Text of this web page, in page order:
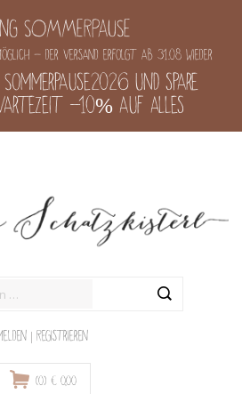
SOMMERPAUSE
- der Versand erfolgt ab 31.08 wieder
und spare
-10% auf alles
| Registrieren
(0) € 0,00